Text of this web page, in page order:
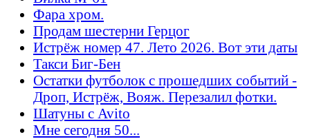
Фара хром.
Продам шестерни Герцог
Истрёж номер 47. Лето 2026. Вот эти даты
Такси Биг-Бен
Остатки футболок с прошедших событий -
Дроп, Истрёж, Вояж. Перезалил фотки.
Шатуны с Avito
Мне сегодня 50...